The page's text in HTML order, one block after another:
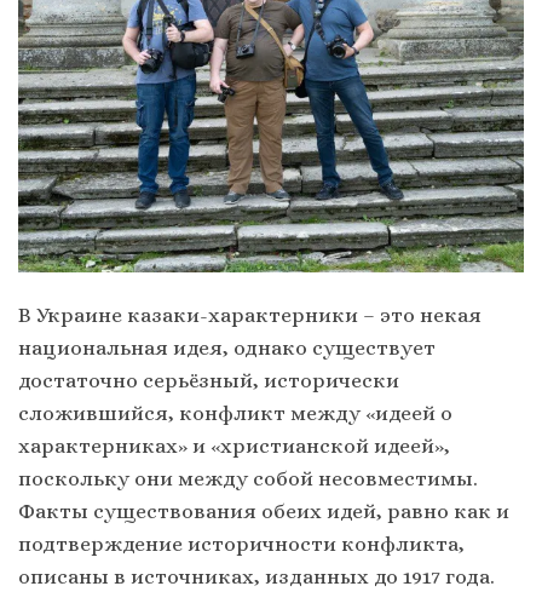
В Украине казаки-характерники – это некая
национальная идея, однако существует
достаточно серьёзный, исторически
сложившийся, конфликт между «идеей о
характерниках» и «христианской идеей»,
поскольку они между собой несовместимы.
Факты существования обеих идей, равно как и
подтверждение историчности конфликта,
описаны в источниках, изданных до 1917 года.